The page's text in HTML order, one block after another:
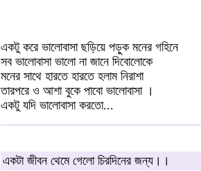
একটু করে ভালোবাসা ছড়িয়ে পড়ুক মনের গহিনে
সব ভালোবাসা ভালো না জানে দিবোলোকে
মনের সাথে হারতে হারতে হলাম নিরাশা
তারপরে ও আশা বুকে পাবো ভালোবাসা ।
একটু যদি ভালোবাসা করতো...
একটা জীবন থেমে গেলো চিরদিনের জন্য।।